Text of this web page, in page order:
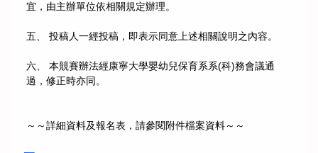
宜，由主辦單位依相關規定辦理。
五、 投稿人一經投稿，即表示同意上述相關說明之內容。
六、 本競賽辦法經康寧大學嬰幼兒保育系系(科)務會議通
過，修正時亦同。
～～詳細資料及報名表，請參閱附件檔案資料～～